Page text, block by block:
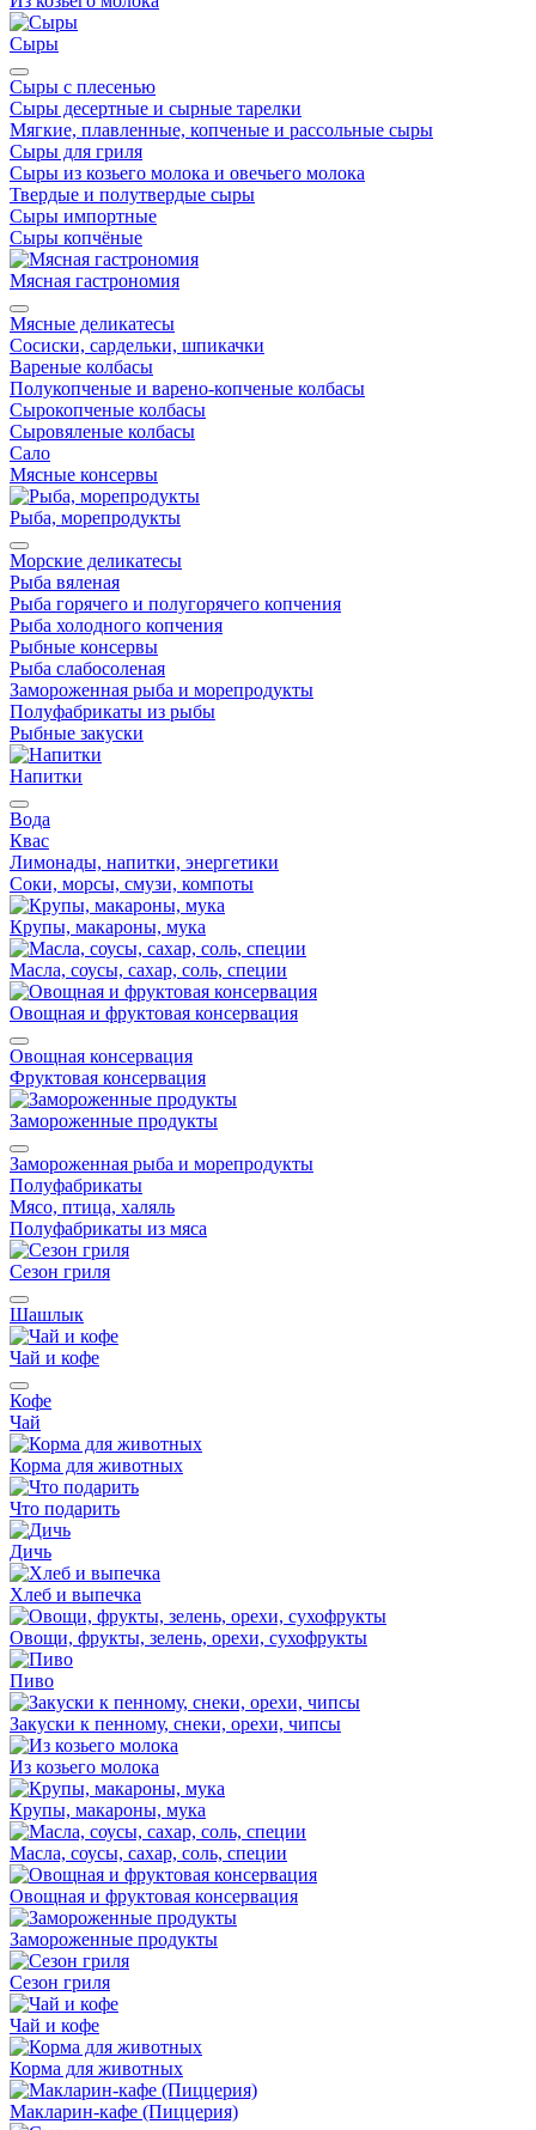
Сыры
Сыры с плесенью
Сыры десертные и сырные тарелки
Мягкие, плавленные, копченые и рассольные сыры
Сыры для гриля
Сыры из козьего молока и овечьего молока
Твердые и полутвердые сыры
Сыры импортные
Сыры копчёные
Мясная гастрономия
Мясные деликатесы
Сосиски, сардельки, шпикачки
Вареные колбасы
Полукопченые и варено-копченые колбасы
Сырокопченые колбасы
Сыровяленые колбасы
Сало
Мясные консервы
Рыба, морепродукты
Морские деликатесы
Рыба вяленая
Рыба горячего и полугорячего копчения
Рыба холодного копчения
Рыбные консервы
Рыба слабосоленая
Замороженная рыба и морепродукты
Полуфабрикаты из рыбы
Рыбные закуски
Напитки
Вода
Квас
Лимонады, напитки, энергетики
Соки, морсы, смузи, компоты
Крупы, макароны, мука
Масла, соусы, сахар, соль, специи
Овощная и фруктовая консервация
Овощная консервация
Фруктовая консервация
Замороженные продукты
Замороженная рыба и морепродукты
Полуфабрикаты
Мясо, птица, халяль
Полуфабрикаты из мяса
Сезон гриля
Шашлык
Чай и кофе
Кофе
Чай
Корма для животных
Что подарить
Дичь
Хлеб и выпечка
Овощи, фрукты, зелень, орехи, сухофрукты
Пиво
Закуски к пенному, снеки, орехи, чипсы
Из козьего молока
Крупы, макароны, мука
Масла, соусы, сахар, соль, специи
Овощная и фруктовая консервация
Замороженные продукты
Сезон гриля
Чай и кофе
Корма для животных
Макларин-кафе (Пиццерия)